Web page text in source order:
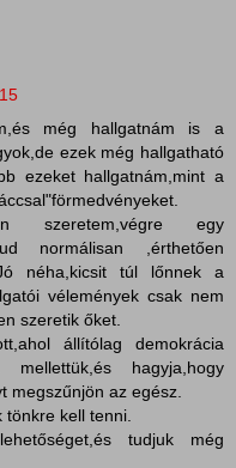
még hallgatnám is a
ezek még hallgatható
ezeket hallgatnám,mint a
szeretem,végre egy
normálisan ,érthetően
néha,kicsit túl lőnnek a
vélemények csak nem
szeretik őket.
állítólag demokrácia
hagyja,hogy
megszűnjön az egész.
tönkre kell tenni.
tudjuk még